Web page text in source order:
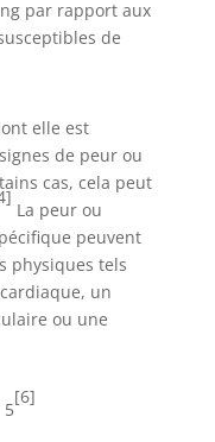
par rapport aux
de
elle est
de peur ou
cas, cela peut
La peur ou
peuvent
physiques tels
un
ou une
5
[6]